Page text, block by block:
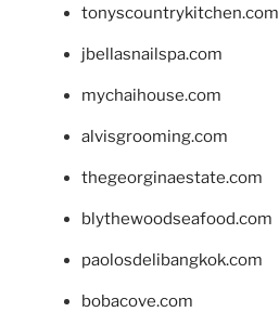
tonyscountrykitchen.com
jbellasnailspa.com
mychaihouse.com
alvisgrooming.com
thegeorginaestate.com
blythewoodseafood.com
paolosdelibangkok.com
bobacove.com